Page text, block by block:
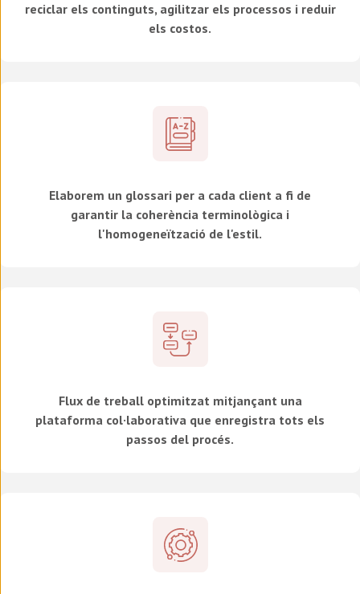
reciclar els continguts, agilitzar els processos i reduir
els costos.
Elaborem un glossari per a cada client a fi de
garantir la coherència terminològica i
l'homogeneïtzació de l'estil.
Flux de treball optimitzat mitjançant una
plataforma col·laborativa que enregistra tots els
passos del procés.